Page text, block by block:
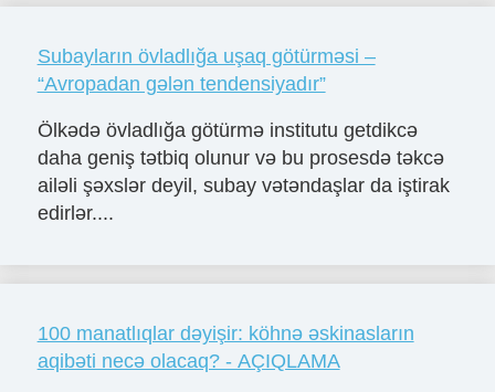
Subayların övladlığa uşaq götürməsi –
“Avropadan gələn tendensiyadır”
Ölkədə övladlığa götürmə institutu getdikcə
daha geniş tətbiq olunur və bu prosesdə təkcə
ailəli şəxslər deyil, subay vətəndaşlar da iştirak
edirlər....
100 manatlıqlar dəyişir: köhnə əskinasların
aqibəti necə olacaq? - AÇIQLAMA